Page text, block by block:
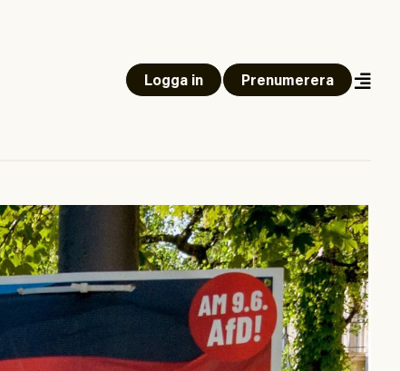
Logga in Prenumerera